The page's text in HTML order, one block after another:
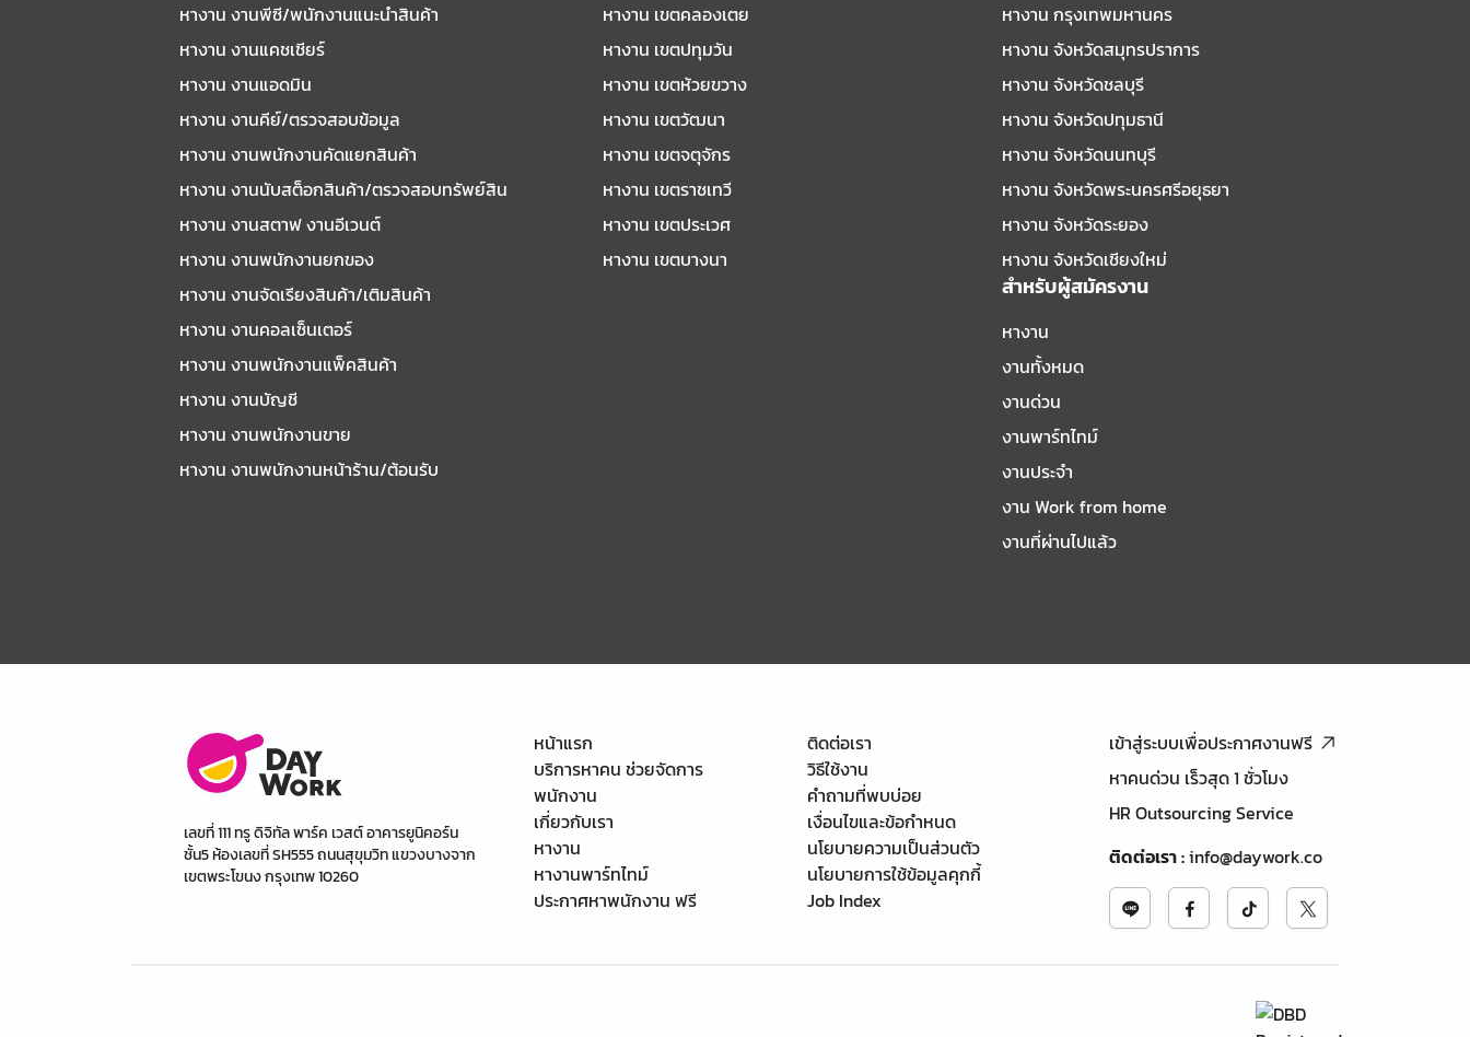
หางาน งานพีซี/พนักงานแนะนําสินค้า
หางาน งานแคชเชียร์
หางาน งานแอดมิน
หางาน งานคีย์/ตรวจสอบข้อมูล
หางาน งานพนักงานคัดแยกสินค้า
หางาน งานนับสต็อกสินค้า/ตรวจสอบทรัพย์สิน
หางาน งานสตาฟ งานอีเวนต์
หางาน งานพนักงานยกของ
หางาน งานจัดเรียงสินค้า/เติมสินค้า
หางาน งานคอลเซ็นเตอร์
หางาน งานพนักงานแพ็คสินค้า
หางาน งานบัญชี
หางาน งานพนักงานขาย
หางาน งานพนักงานหน้าร้าน/ต้อนรับ
หางาน เขตคลองเตย
หางาน เขตปทุมวัน
หางาน เขตห้วยขวาง
หางาน เขตวัฒนา
หางาน เขตจตุจักร
หางาน เขตราชเทวี
หางาน เขตประเวศ
หางาน เขตบางนา
หางาน กรุงเทพมหานคร
หางาน จังหวัดสมุทรปราการ
หางาน จังหวัดชลบุรี
หางาน จังหวัดปทุมธานี
หางาน จังหวัดนนทบุรี
หางาน จังหวัดพระนครศรีอยุธยา
หางาน จังหวัดระยอง
หางาน จังหวัดเชียงใหม่
สำหรับผู้สมัครงาน
หางาน
งานทั้งหมด
งานด่วน
งานพาร์ทไทม์
งานประจำ
งาน Work from home
งานที่ผ่านไปแล้ว
เลขที่ 111 ทรู ดิจิทัล พาร์ค เวสต์ อาคารยูนิคอร์น
ชั้น5 ห้องเลขที่ SH555 ถนนสุขุมวิท แขวงบางจาก
เขตพระโขนง กรุงเทพ 10260
หน้าแรก
บริการหาคน ช่วยจัดการ
พนักงาน
เกี่ยวกับเรา
หางาน
หางานพาร์ทไทม์
ประกาศหาพนักงาน ฟรี
ติดต่อเรา
วิธีใช้งาน
คำถามที่พบบ่อย
เงื่อนไขและข้อกำหนด
นโยบายความเป็นส่วนตัว
นโยบายการใช้ข้อมูลคุกกี้
Job Index
เข้าสู่ระบบเพื่อประกาศงานฟรี
หาคนด่วน เร็วสุด 1 ชั่วโมง
HR Outsourcing Service
ติดต่อเรา:info@daywork.co